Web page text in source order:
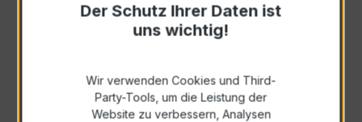
Zur Sammelanfrage hinzufügen
Der Schutz Ihrer Daten ist
uns wichtig!
Wir verwenden Cookies und Third-
Party-Tools, um die Leistung der
Website zu verbessern, Analysen